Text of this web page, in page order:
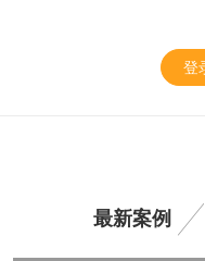
登
最新案例